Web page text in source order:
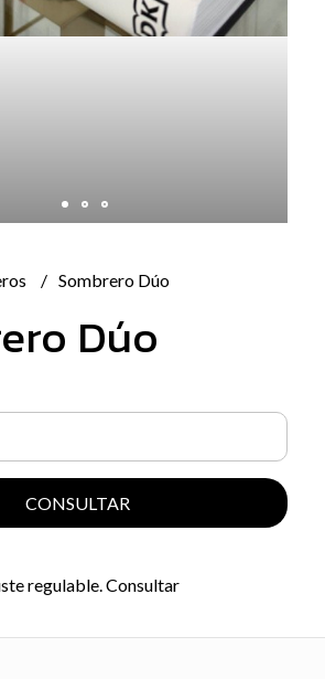
Sombrero Dúo
Dúo
CONSULTAR
regulable. Consultar